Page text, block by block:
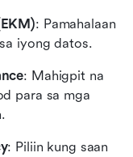
: Pamahalaan
iyong datos.
: Mahigpit na
para sa mga
: Piliin kung saan